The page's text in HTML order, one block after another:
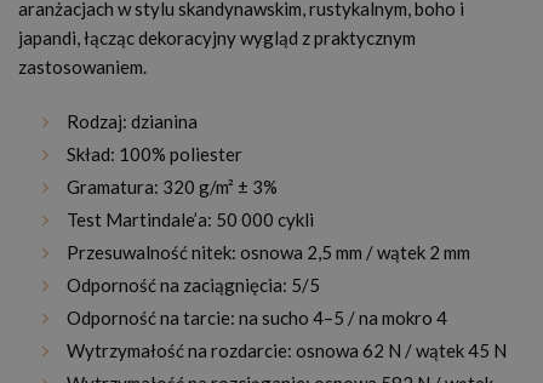
aranżacjach w stylu skandynawskim, rustykalnym, boho i
japandi, łącząc dekoracyjny wygląd z praktycznym
zastosowaniem.
Rodzaj: dzianina
Skład: 100% poliester
Gramatura: 320 g/m² ± 3%
Test Martindale’a: 50 000 cykli
Przesuwalność nitek: osnowa 2,5 mm / wątek 2 mm
Odporność na zaciągnięcia: 5/5
Odporność na tarcie: na sucho 4–5 / na mokro 4
Wytrzymałość na rozdarcie: osnowa 62 N / wątek 45 N